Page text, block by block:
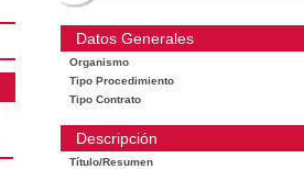
Datos Generales
Organismo
Tipo Procedimiento
Tipo Contrato
Descripción
Título/Resumen